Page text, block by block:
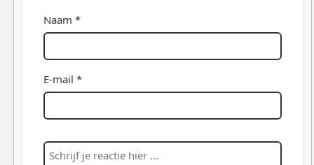
Naam *
E-mail *